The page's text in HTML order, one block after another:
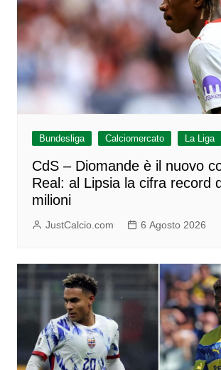
Bundesliga Calciomercato La Liga
CdS – Diomande è il nuovo
Real: al Lipsia la cifra record
milioni
JustCalcio.com 6 Agosto 2026